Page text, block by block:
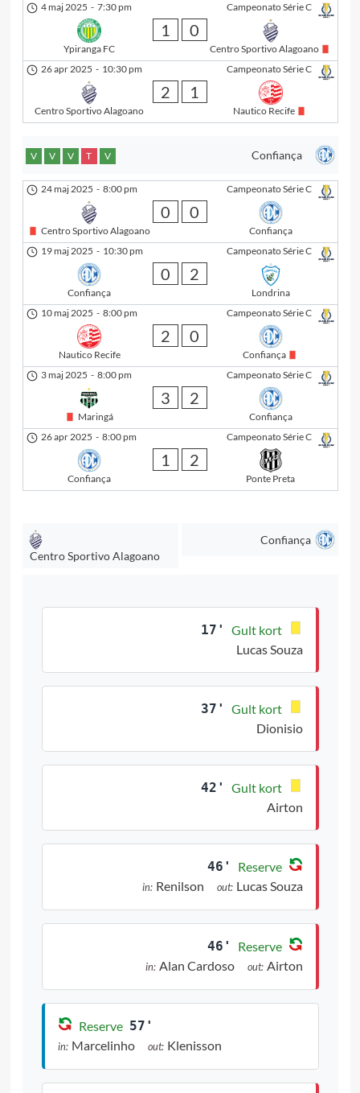
Campeonato Série C
4 maj 2025 - 7:30 pm
Ypiranga FC
1 0
Centro Sportivo Alagoano
Campeonato Série C
26 apr 2025 - 10:30 pm
Centro Sportivo Alagoano
2 1
Nautico Recife
Confiança
V V V T V
Campeonato Série C
24 maj 2025 - 8:00 pm
Centro Sportivo Alagoano
0 0
Confiança
Campeonato Série C
19 maj 2025 - 10:30 pm
Confiança
0 2
Londrina
Campeonato Série C
10 maj 2025 - 8:00 pm
Nautico Recife
2 0
Confiança
Campeonato Série C
3 maj 2025 - 8:00 pm
Maringá
3 2
Confiança
Campeonato Série C
26 apr 2025 - 8:00 pm
Confiança
1 2
Ponte Preta
Centro Sportivo Alagoano
Confiança
17'
Gult kort
Lucas Souza
37'
Gult kort
Dionisio
42'
Gult kort
Airton
46' Reserve
in: Renilson out: Lucas Souza
46' Reserve
in: Alan Cardoso out: Airton
Reserve 57'
in: Marcelinho out: Klenisson